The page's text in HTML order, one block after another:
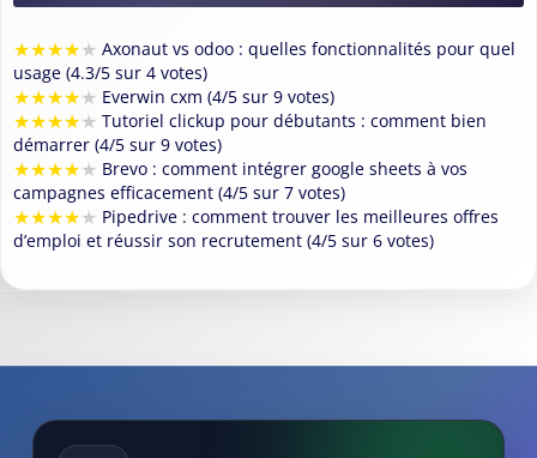
★★★★★ Axonaut vs odoo : quelles fonctionnalités pour quel
usage (4.3/5 sur 4 votes)
★★★★★ Everwin cxm (4/5 sur 9 votes)
★★★★★ Tutoriel clickup pour débutants : comment bien
démarrer (4/5 sur 9 votes)
★★★★★ Brevo : comment intégrer google sheets à vos
campagnes efficacement (4/5 sur 7 votes)
★★★★★ Pipedrive : comment trouver les meilleures offres
d’emploi et réussir son recrutement (4/5 sur 6 votes)